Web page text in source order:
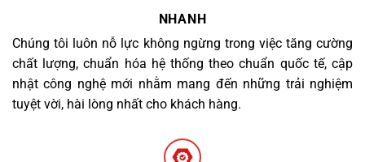
NHANH
Chúng tôi luôn nỗ lực không ngừng trong việc tăng cường
chất lượng, chuẩn hóa hệ thống theo chuẩn quốc tế, cập
nhật công nghệ mới nhằm mang đến những trải nghiệm
tuyệt vời, hài lòng nhất cho khách hàng.